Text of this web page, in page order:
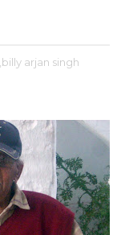
,billy arjan singh